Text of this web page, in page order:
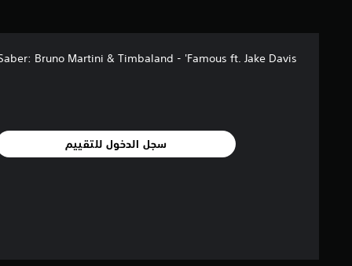
Bruno Martini & Timbaland - 'Famous ft. Jake Davis'
سجل الدخول للتقييم